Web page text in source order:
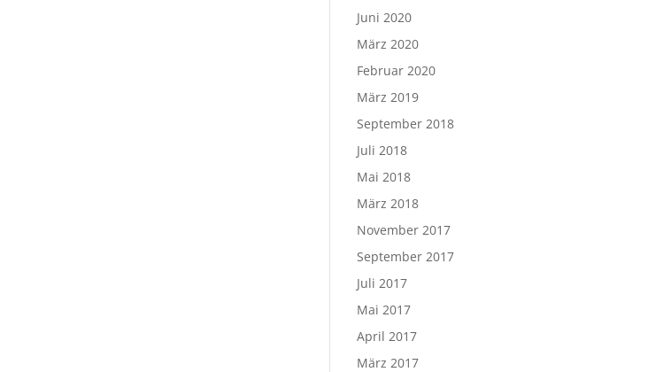
Juni 2020
März 2020
Februar 2020
März 2019
September 2018
Juli 2018
Mai 2018
März 2018
November 2017
September 2017
Juli 2017
Mai 2017
April 2017
März 2017